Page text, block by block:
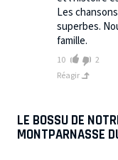
Les
superbes.
famille.
10
2
Réagir
LE BOSSU DE